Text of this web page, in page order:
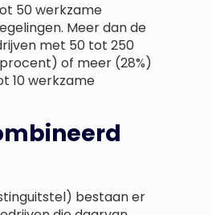
50 werkzame
Meer dan de
met 50 tot 250
of meer (28%)
10 werkzame
bestaan er